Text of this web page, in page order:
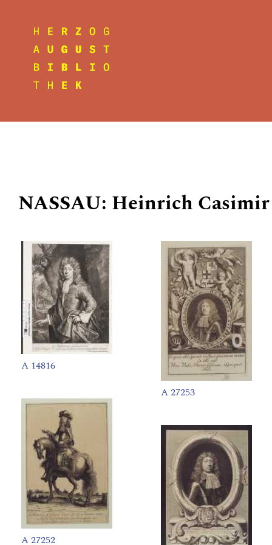
NASSAU: Heinrich
A 14816
A 27252
A 27253